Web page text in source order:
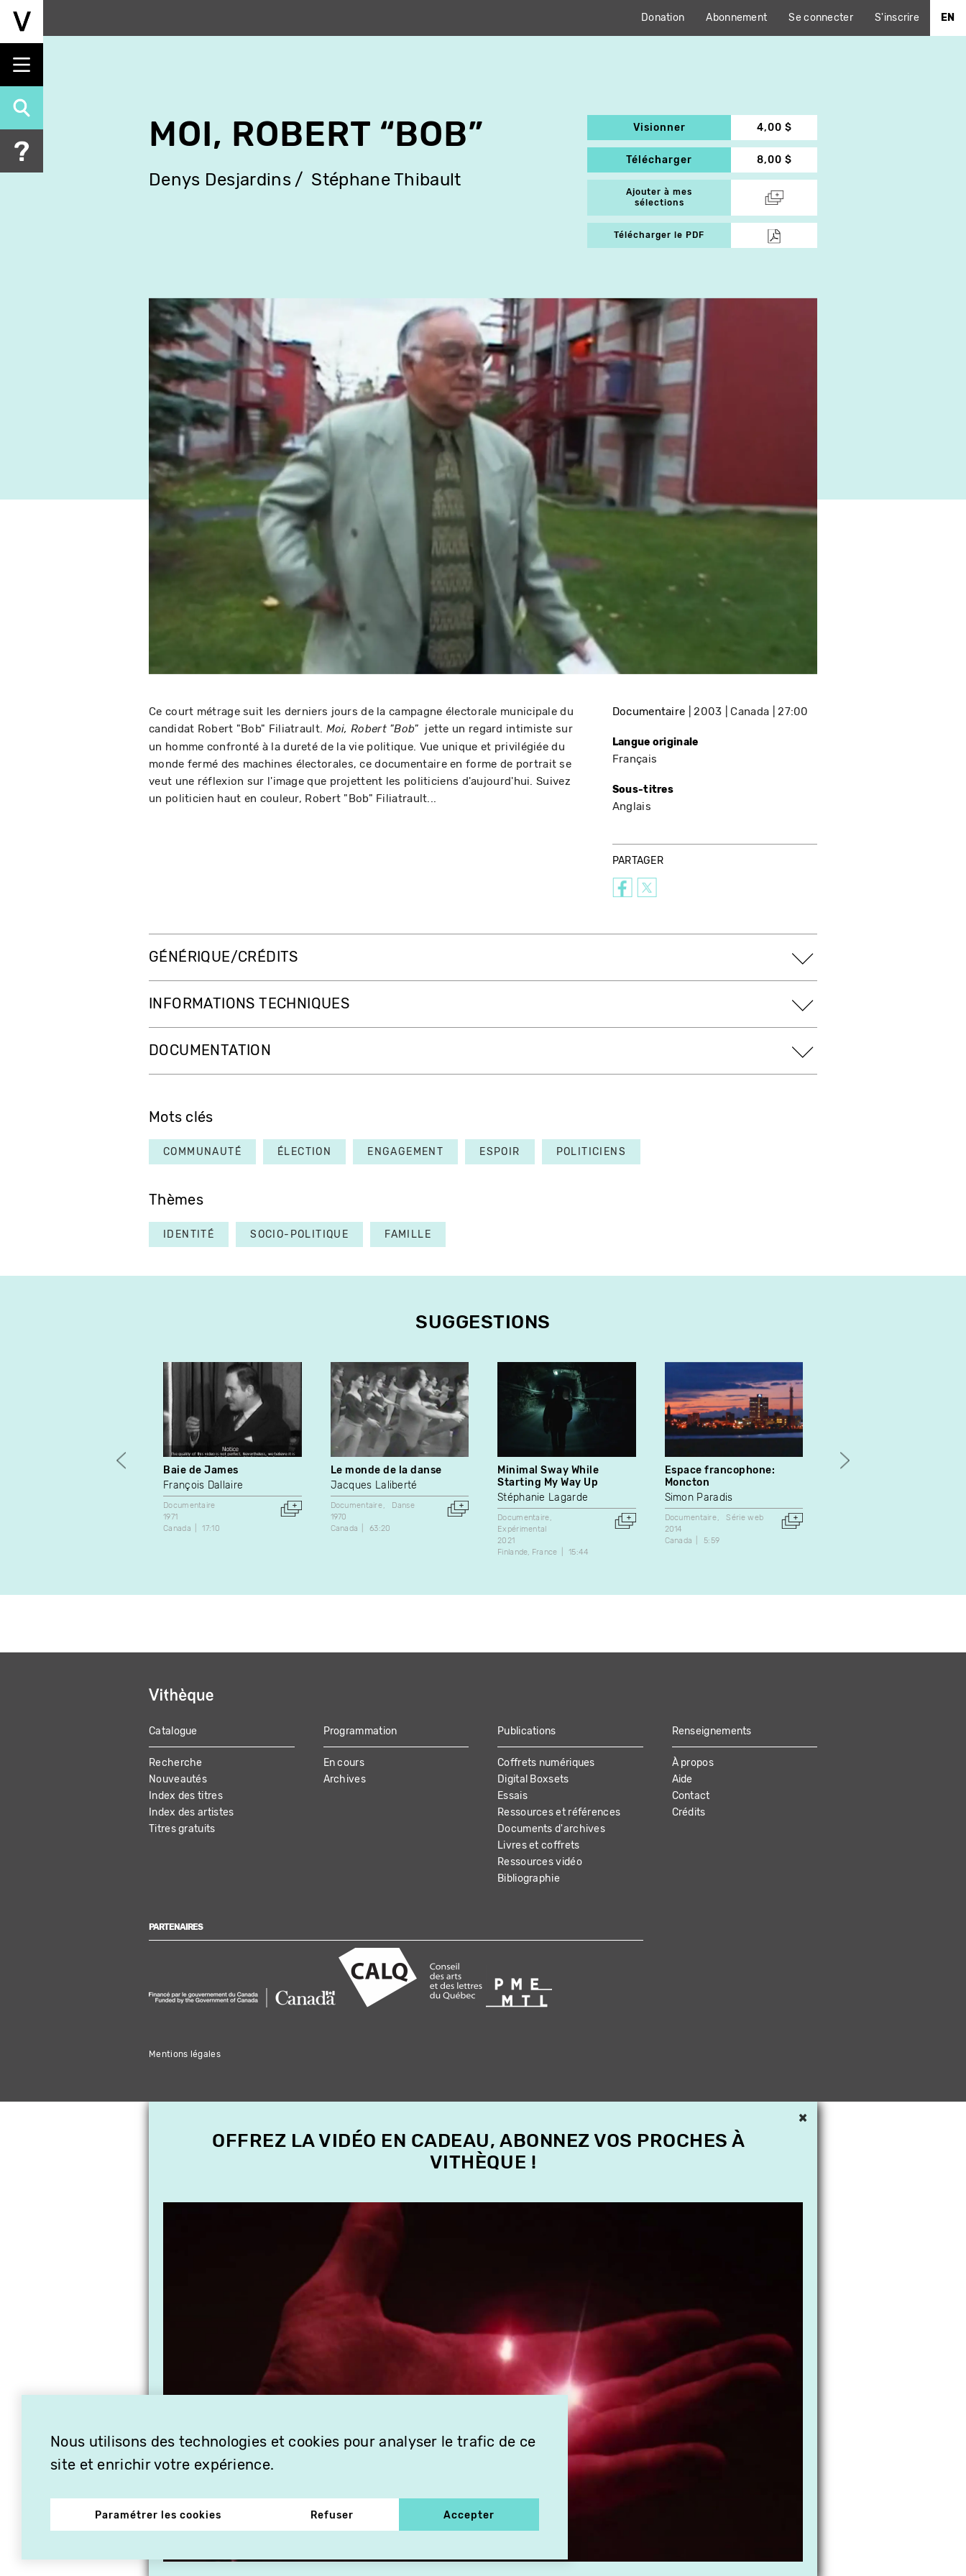
Aller
principal
Donation Abonnement Se connecter S'inscrire EN
MOI, ROBERT “BOB”
Denys Desjardins Stéphane Thibault
Visionner 4,00 $
Télécharger 8,00 $
Ajouter à mes
sélections
Télécharger le PDF
Ce court métrage suit les derniers jours de la campagne électorale municipale du
candidat Robert "Bob" Filiatrault. Moi, Robert "Bob" jette un regard intimiste sur
un homme confronté à la dureté de la vie politique. Vue unique et privilégiée du
monde fermé des machines électorales, ce documentaire en forme de portrait se
veut une réflexion sur l'image que projettent les politiciens d'aujourd'hui. Suivez
un politicien haut en couleur, Robert "Bob" Filiatrault...
Documentaire 2003 Canada 27:00
Langue originale
Français
Sous-titres
Anglais
PARTAGER
GÉNÉRIQUE/CRÉDITS
INFORMATIONS TECHNIQUES
DOCUMENTATION
Mots clés
COMMUNAUTÉ ÉLECTION ENGAGEMENT ESPOIR POLITICIENS
Thèmes
IDENTITÉ SOCIO-POLITIQUE FAMILLE
SUGGESTIONS
Baie de James
François Dallaire
Documentaire
1971
Canada
17:10
Le monde de la danse
Jacques Laliberté
Documentaire
Danse
1970
Canada
63:20
Minimal Sway While
Starting My Way Up
Stéphanie Lagarde
Documentaire
Expérimental
2021
Finlande
France 15:44
Espace francophone:
Moncton
Simon Paradis
Documentaire
Série web
2014
Canada
5:59
St-Laurent
MAIN
NAVIGATION
Catalogue
Recherche
Nouveautés
Index des titres
Index des artistes
Titres gratuits
Programmation
En cours
Archives
Publications
Coffrets numériques
Digital Boxsets
Essais
Ressources et références
Documents d'archives
Livres et coffrets
Ressources vidéo
Bibliographie
Renseignements
À propos
Aide
Contact
Crédits
PARTENAIRES
Mentions légales
Nous utilisons des technologies et cookies pour analyser le trafic de ce
site et enrichir votre expérience.
Paramétrer les cookies Refuser Accepter
×
OFFREZ LA VIDÉO EN CADEAU, ABONNEZ VOS PROCHES À
VITHÈQUE !